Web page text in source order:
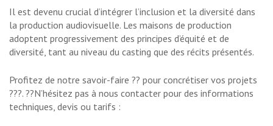
Il est devenu crucial d’intégrer l’inclusion et la diversité dans
la production audiovisuelle. Les maisons de production
adoptent progressivement des principes d’équité et de
diversité, tant au niveau du casting que des récits présentés.
Profitez de notre savoir-faire ?? pour concrétiser vos projets
???. ??N’hésitez pas à nous contacter pour des informations
techniques, devis ou tarifs :